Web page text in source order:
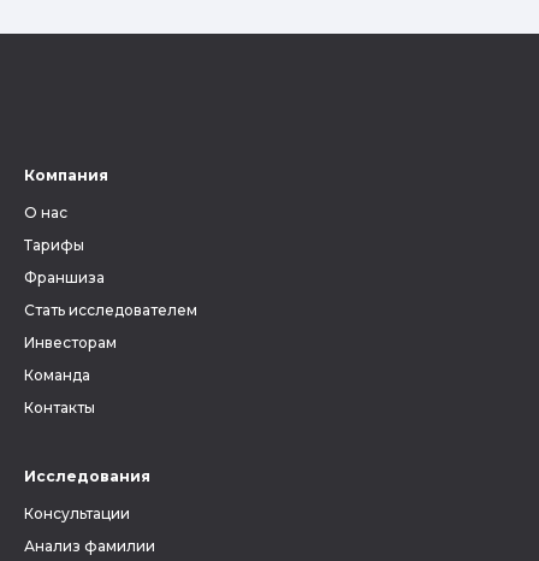
Компания
О нас
Тарифы
Франшиза
Стать исследователем
Инвесторам
Команда
Контакты
Исследования
Консультации
Анализ фамилии